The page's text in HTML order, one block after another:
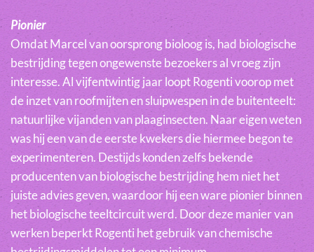
Pionier
Omdat Marcel van oorsprong bioloog is, had biologische
bestrijding tegen ongewenste bezoekers al vroeg zijn
interesse. Al vijfentwintig jaar loopt Rogenti voorop met
de inzet van roofmijten en sluipwespen in de buitenteelt:
natuurlijke vijanden van plaaginsecten. Naar eigen weten
was hij een van de eerste kwekers die hiermee begon te
experimenteren. Destijds konden zelfs bekende
producenten van biologische bestrijding hem niet het
juiste advies geven, waardoor hij een ware pionier binnen
het biologische teeltcircuit werd. Door deze manier van
werken beperkt Rogenti het gebruik van chemische